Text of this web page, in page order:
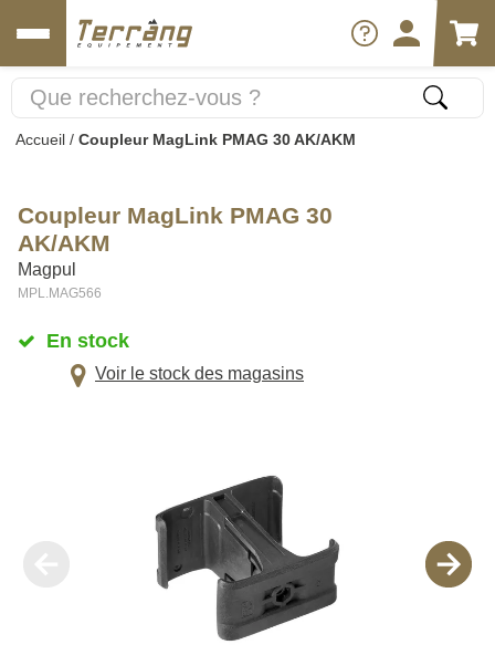
Accueil / Coupleur MagLink PMAG 30 AK/AKM
Coupleur MagLink PMAG 30
AK/AKM
Magpul
MPL.MAG566
En stock
Voir le stock des magasins